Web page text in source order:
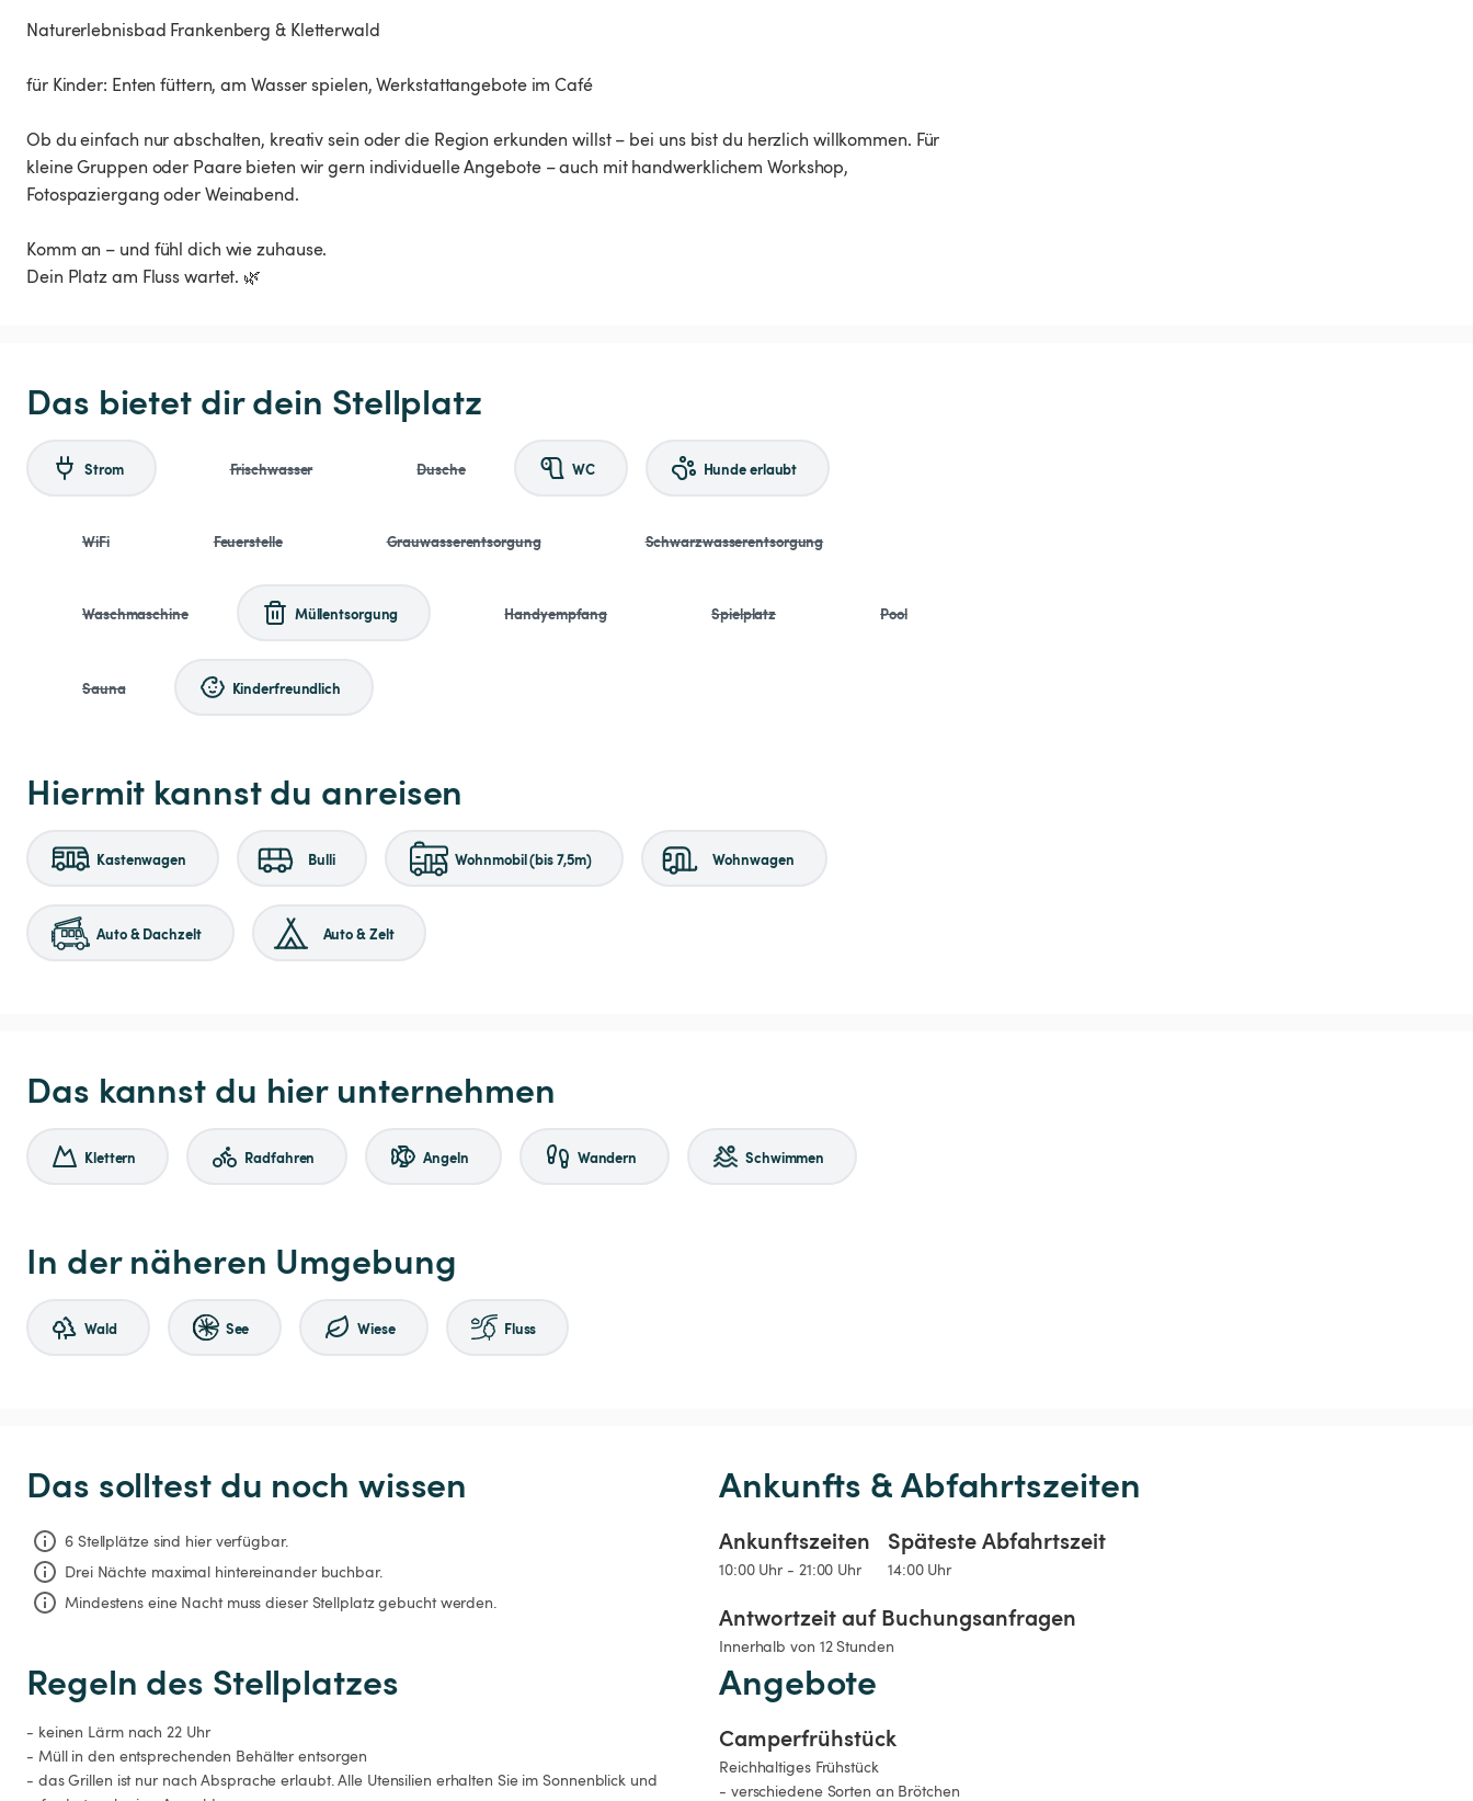
Naturerlebnisbad Frankenberg & Kletterwald
für Kinder: Enten füttern, am Wasser spielen, Werkstattangebote im Café
Ob du einfach nur abschalten, kreativ sein oder die Region erkunden willst – bei uns bist du herzlich willkommen. Für
kleine Gruppen oder Paare bieten wir gern individuelle Angebote – auch mit handwerklichem Workshop,
Fotospaziergang oder Weinabend.
Komm an – und fühl dich wie zuhause.
Dein Platz am Fluss wartet. 🌿
Das bietet dir dein Stellplatz
Strom Frischwasser Dusche WC Hunde erlaubt
WiFi Feuerstelle Grauwasserentsorgung Schwarzwasserentsorgung
Waschmaschine Müllentsorgung Handyempfang Spielplatz Pool
Sauna Kinderfreundlich
Hiermit kannst du anreisen
Kastenwagen Bulli Wohnmobil (bis 7,5m) Wohnwagen
Auto & Dachzelt Auto & Zelt
Das kannst du hier unternehmen
Klettern Radfahren Angeln Wandern Schwimmen
In der näheren Umgebung
Wald See Wiese Fluss
Das solltest du noch wissen
6 Stellplätze sind hier verfügbar.
Drei Nächte maximal hintereinander buchbar.
Mindestens eine Nacht muss dieser Stellplatz gebucht werden.
Ankunfts & Abfahrtszeiten
Ankunftszeiten
10:00 Uhr - 21:00 Uhr
Späteste Abfahrtszeit
14:00 Uhr
Antwortzeit auf Buchungsanfragen
Innerhalb von 12 Stunden
Regeln des Stellplatzes
- keinen Lärm nach 22 Uhr
- Müll in den entsprechenden Behälter entsorgen
- das Grillen ist nur nach Absprache erlaubt. Alle Utensilien erhalten Sie im Sonnenblick und
Angebote
Camperfrühstück
Reichhaltiges Frühstück
- verschiedene Sorten an Brötchen